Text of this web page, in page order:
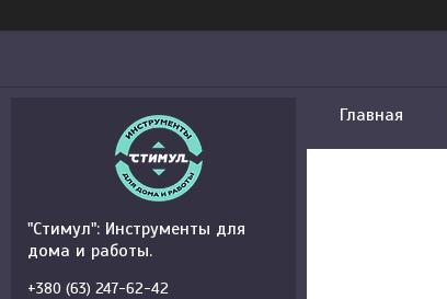
Главная
"Стимул": Инструменты для
дома и работы.
+380 (63) 247-62-42